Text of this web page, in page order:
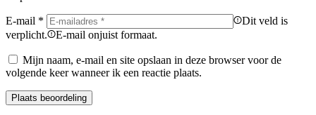
E-mail *
Dit veld is
verplicht.
E-mail onjuist formaat.
Mijn naam, e-mail en site opslaan in deze browser voor de
volgende keer wanneer ik een reactie plaats.